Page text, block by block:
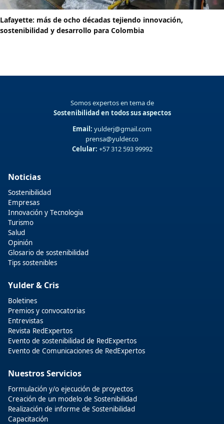
Lafayette: más de ocho décadas tejiendo innovación,
sostenibilidad y desarrollo para Colombia
Somos expertos en tema de
Sostenibilidad en todos sus aspectos
Email: yulderj@gmail.com
prensa@yulder.co
Celular: +57 312 593 99992
Noticias
Sostenibilidad
Empresas
Innovación y Tecnologia
Turismo
Salud
Opinión
Glosario de sostenibilidad
Tips sostenibles
Yulder & Cris
Boletines
Premios y convocatorias
Entrevistas
Revista RedExpertos
Evento de sostenibilidad de RedExpertos
Evento de Comunicaciones de RedExpertos
Nuestros Servicios
Formulación y/o ejecución de proyectos
Creación de un modelo de Sostenibilidad
Realización de informe de Sostenibilidad
Capacitación